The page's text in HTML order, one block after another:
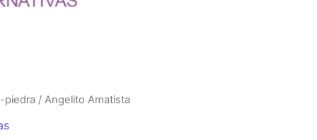
piedra / Angelito Amatista